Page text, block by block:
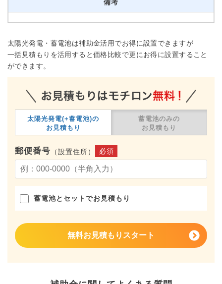
備考
太陽光発電・蓄電池は補助金活用でお得に設置できますが
一括見積もりを活用すると価格比較で更にお得に設置すること
ができます。
太陽光発電(+蓄電池)の
お見積もり
蓄電池のみの
お見積もり
郵便番号 （設置住所） 必須
蓄電池とセットでお見積もり
無料お見積もりスタート